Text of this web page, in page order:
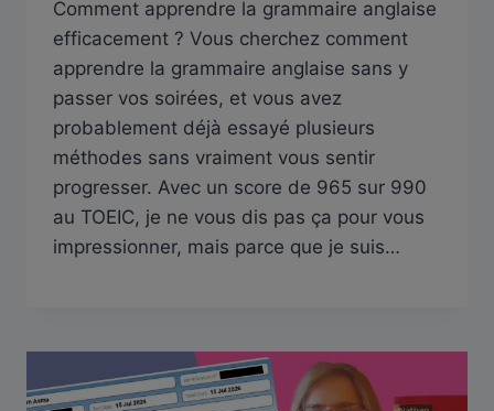
Comment apprendre la grammaire anglaise
efficacement ? Vous cherchez comment
apprendre la grammaire anglaise sans y
passer vos soirées, et vous avez
probablement déjà essayé plusieurs
méthodes sans vraiment vous sentir
progresser. Avec un score de 965 sur 990
au TOEIC, je ne vous dis pas ça pour vous
impressionner, mais parce que je suis…